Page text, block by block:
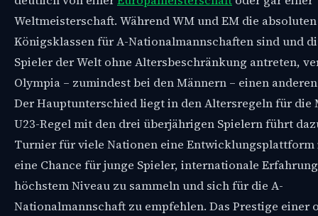
Weltmeisterschaft. Während WM und EM die absoluten
Königsklassen für A-Nationalmannschaften sind und
Spieler der Welt ohne Altersbeschränkung antreten,
Olympia – zumindest bei den Männern – einen
Der Hauptunterschied liegt in den Altersregeln für die
U23-Regel mit den drei überjährigen Spielern führt
Turnier für viele Nationen eine Entwicklungsplattform
eine Chance für junge Spieler, internationale
höchstem Niveau zu sammeln und sich für die A-
Nationalmannschaft zu empfehlen. Das Prestige einer